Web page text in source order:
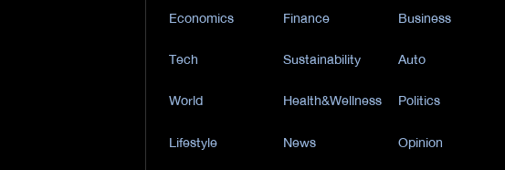
Economics Finance
Business
Tech
Sustainability
Auto
World
Health&Wellness
Politics
Lifestyle
News
Opinion